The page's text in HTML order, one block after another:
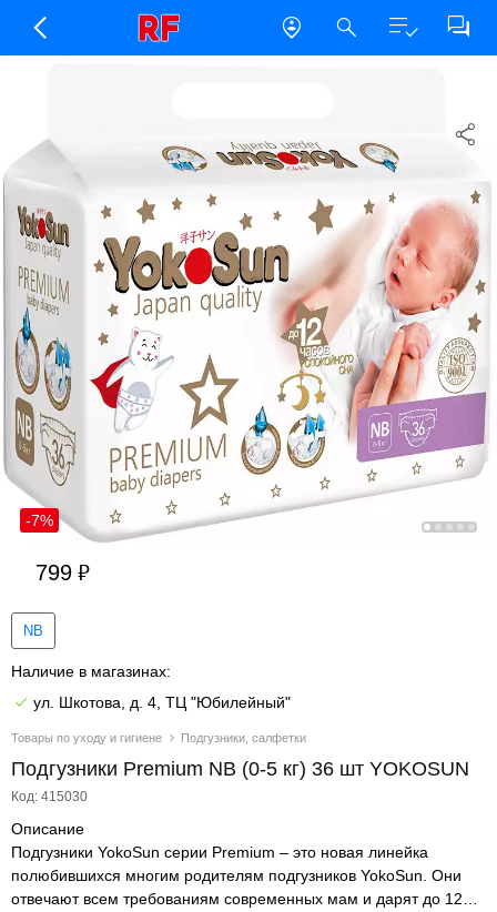
Товары по уходу и гигиене Подгузники, салфетки
Подгузники Premium NB (0-5 кг) 36 шт YOKOSUN
Код: 415030
-7%
799
NB
Наличие в магазинах:
ул. Шкотова, д. 4, ТЦ "Юбилейный"
Описание
Подгузники YokoSun серии Premium – это новая линейка
полюбившихся многим родителям подгузников YokoSun. Они
отвечают всем требованиям современных мам и дарят до 12